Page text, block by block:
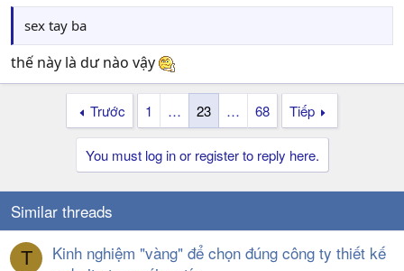
sex tay ba
thế này là dư nào vậy
Trước 1 … 23 … 68 Tiếp
You must log in or register to reply here.
Similar threads
T
Kinh nghiệm "vàng" để chọn đúng công ty thiết kế